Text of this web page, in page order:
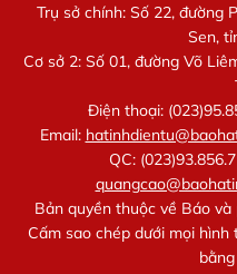
Trụ sở chính: Số 22, đường
Sen,
Cơ sở 2: Số 01, đường Võ
Điện thoại:
Email:
QC:
Bản quyền thuộc về Báo
Cấm sao chép dưới mọi